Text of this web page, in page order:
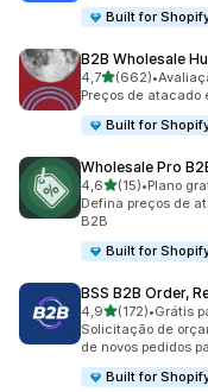
Built for
B2B Wholesale
4,7de 5 estrelas
(662)
662 avaliações ao
•
Preços de atacado
Built for
Wholesale Pro
4,6de 5 estrelas
(15)
15 avaliações ao
•Plano
Defina preços de
B2B
Built for
BSS B2B Order,
4,9de 5 estrelas
(172)
172 avaliações ao
•Grátis
Solicitação de
de novos pedidos
Built for